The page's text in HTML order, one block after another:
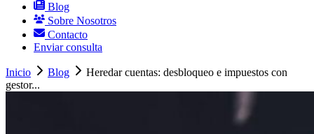
Blog
Sobre Nosotros
Contacto
Enviar consulta
Inicio Blog
Heredar cuentas: desbloqueo e impuestos con
gestor...